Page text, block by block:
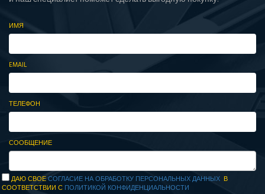
ИМЯ
EMAIL
ТЕЛЕФОН
СООБЩЕНИЕ
ДАЮ СВОЕСОГЛАСИЕ НА ОБРАБОТКУ ПЕРСОНАЛЬНЫХ ДАННЫХ В
СООТВЕТСТВИИ С ПОЛИТИКОЙ КОНФИДЕНЦИАЛЬНОСТИ